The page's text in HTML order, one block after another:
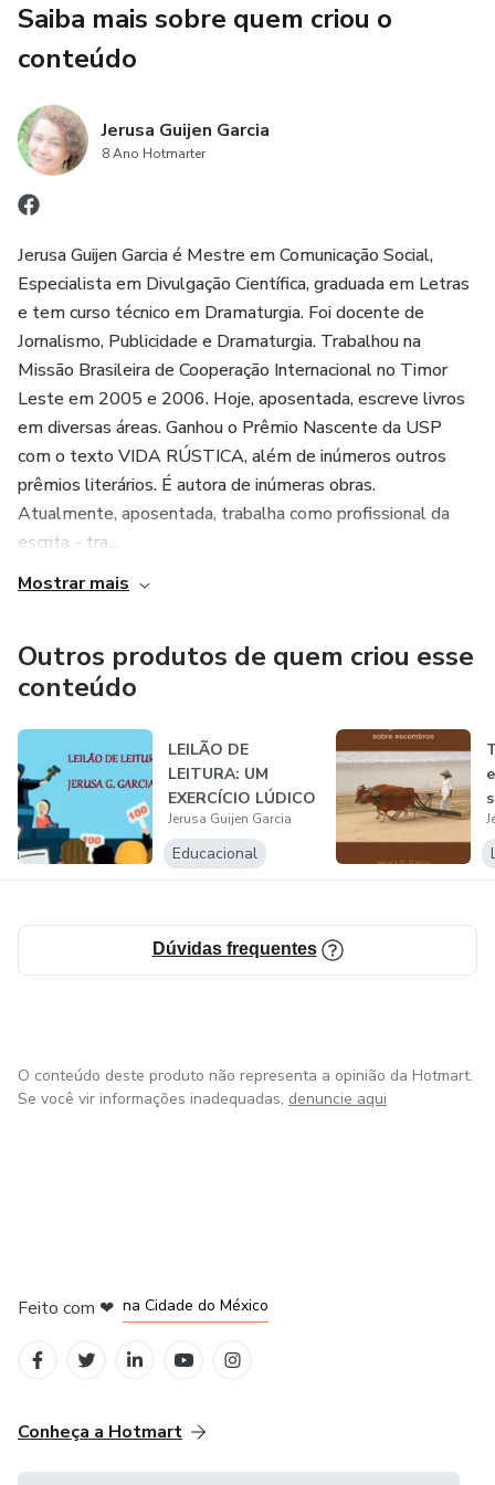
a ilha dos apelidos, onde quase ninguém é chamado pelo
nome de batismo, além de inúmeros outros flagrantes de
A partir de descrições minimalistas, mergulha na essência
das coisas, a fim de que o leitor se sinta viajando a seu
lado, percebendo flagrantes de um universo natural e
mágico, que seu olhar perscrutador vai aos poucos
desvelando.
Saiba mais sobre quem criou o
conteúdo
Jerusa Guijen Garcia
8 Ano Hotmarter
Jerusa Guijen Garcia é Mestre em Comunicação Social,
Especialista em Divulgação Científica, graduada em Letras
e tem curso técnico em Dramaturgia. Foi docente de
Jornalismo, Publicidade e Dramaturgia. Trabalhou na
Missão Brasileira de Cooperação Internacional no Timor
Leste em 2005 e 2006. Hoje, aposentada, escreve livros
em diversas áreas. Ganhou o Prêmio Nascente da USP
com o texto VIDA RÚSTICA, além de inúmeros outros
prêmios literários. É autora de inúmeras obras.
Atualmente, aposentada, trabalha como profissional da
escrita - tra...
Mostrar mais
Outros produtos de quem criou esse
conteúdo
LEILÃO DE
LEITURA: UM
EXERCÍCIO LÚDICO
INSTRUMENTALIZA
DOR...
Jerusa Guijen Garcia
Educacional
Dúvidas frequentes
O conteúdo deste produto não representa a opinião da Hotmart.
Se você vir informações inadequadas, denuncie aqui
Feito com ❤ na Cidade do México
Conheça a Hotmart